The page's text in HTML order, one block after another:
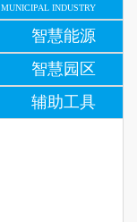
MUNICIPAL INDUSTRY
智慧能源
智慧园区
辅助工具